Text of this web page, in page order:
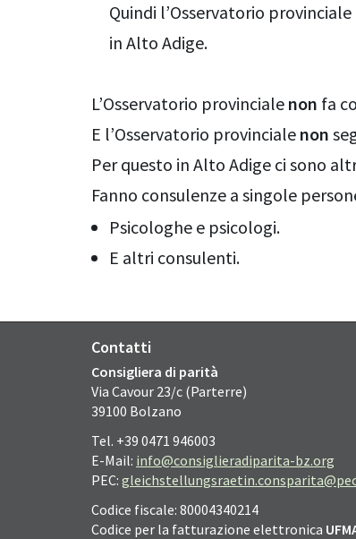
Quindi l’Osservatorio
in Alto Adige.
L’Osservatorio provinciale non fa
E l’Osservatorio provinciale non
Per questo in Alto Adige ci sono
Fanno consulenze a singole
Psicologhe e psicologi.
E altri consulenti.
Contatti
Consigliera di parità
Via Cavour 23/c (Parterre)
39100 Bolzano
Tel. +39 0471 946003
E-Mail: info@consiglieradiparita-bz.org
PEC:
Codice fiscale: 80004340214
Codice per la fatturazione elettronica